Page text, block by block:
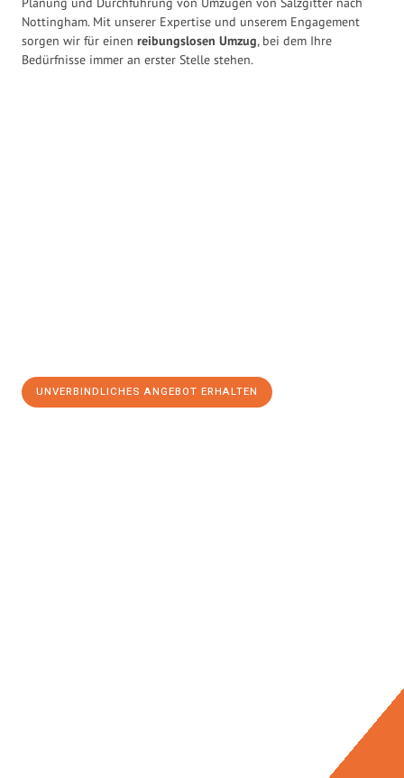
Nottingham. Mit unserer Expertise und unserem Engagement
sorgen wir für einen reibungslosen Umzug, bei dem Ihre
Bedürfnisse immer an erster Stelle stehen.
UNVERBINDLICHES ANGEBOT ERHALTEN